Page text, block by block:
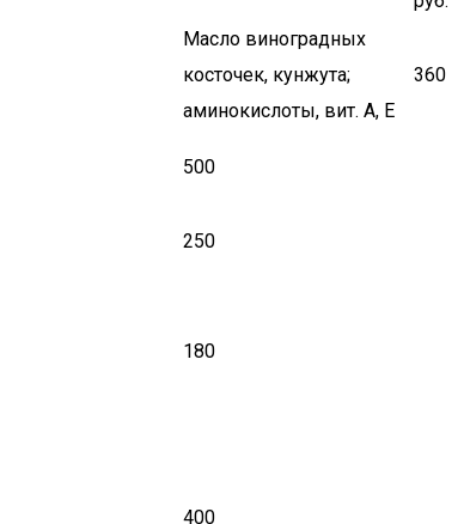
Масло виноградных
косточек, кунжута;
аминокислоты, вит. A, E
360
500
250
180
400